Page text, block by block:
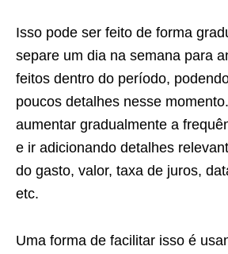
Isso pode ser feito de forma
separe um dia na semana para
feitos dentro do período,
poucos detalhes nesse
aumentar gradualmente a
e ir adicionando detalhes
do gasto, valor, taxa de juros,
etc.
Uma forma de facilitar isso é